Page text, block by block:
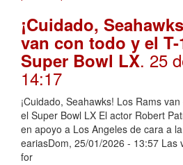
¡Cuidado,
van con todo y el T-
Super Bowl LX. 25
14:17
¡Cuidado, Seahawks! Los Rams
el Super Bowl LX El actor Robert
en apoyo a Los Angeles de cara a
eariasDom, 25/01/2026 - 13:57 Las
for